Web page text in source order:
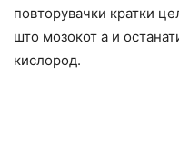
повторувачки кратки
што мозокот а и
кислород.